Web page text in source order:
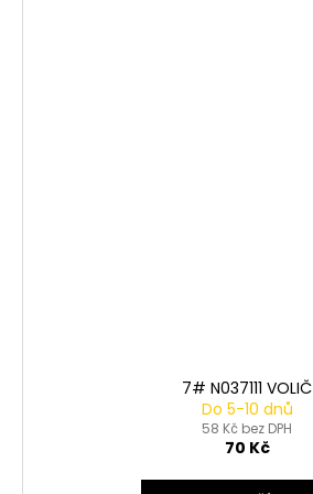
7# N037111 VOLIČ
Do 5-10 dnů
58 Kč bez DPH
70 Kč